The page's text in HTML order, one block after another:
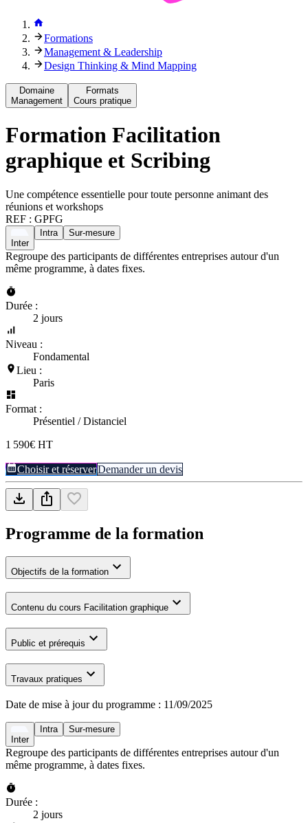
Formations
Management & Leadership
Design Thinking & Mind Mapping
Domaine
Management
Formats
Cours pratique
Formation Facilitation
graphique et Scribing
Une compétence essentielle pour toute personne animant des
réunions et workshops
REF : GPFG
Inter
Intra Sur-mesure
Regroupe des participants de différentes entreprises autour d'un
même programme, à dates fixes.
Durée :
2 jours
Niveau :
Fondamental
Lieu :
Paris
Format :
Présentiel / Distanciel
1 590€ HT
Choisir et réserverDemander un devis
Programme de la formation
Objectifs de la formation
Contenu du cours Facilitation graphique
Public et prérequis
Travaux pratiques
Date de mise à jour du programme : 11/09/2025
Inter
Intra Sur-mesure
Regroupe des participants de différentes entreprises autour d'un
même programme, à dates fixes.
Durée :
2 jours